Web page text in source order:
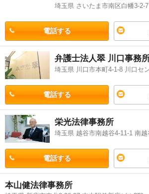
埼玉県 さいたま市南区白幡3-2-
電話する
弁護士法人翠 川口事務
埼玉県 川口市本町4-1-8 川口セ
電話する
栄光法律事務所
埼玉県 越谷市南越谷4-11-1 南
電話する
本山健法律事務所